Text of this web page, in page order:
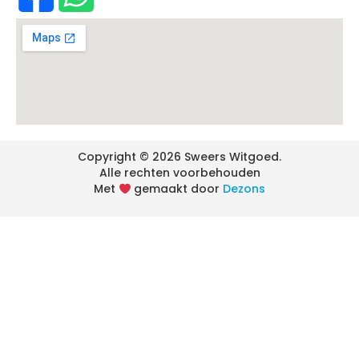
Met gemaakt door Dezons
Copyright © 2026 Sweers Witgoed.
Alle rechten voorbehouden